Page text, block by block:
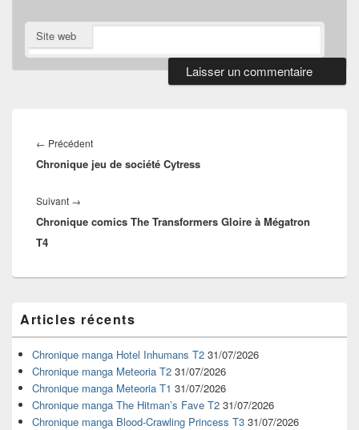
Site web
de
l’article
← PrécédentArticle
précédent :
Chronique jeu de société Cytress
Suivant →
suivant :
Chronique comics The Transformers Gloire à Mégatron
T4
principale
de
widget
pour
barre
latérale
Articles récents
Chronique manga Hotel Inhumans T2 31/07/2026
Chronique manga Meteoria T2 31/07/2026
Chronique manga Meteoria T1 31/07/2026
Chronique manga The Hitman’s Fave T2 31/07/2026
Chronique manga Blood-Crawling Princess T3 31/07/2026